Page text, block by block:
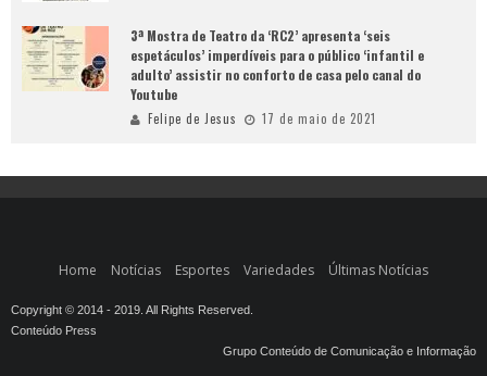
3ª Mostra de Teatro da ‘RC2’ apresenta ‘seis
espetáculos’ imperdíveis para o público ‘infantil e
adulto’ assistir no conforto de casa pelo canal do
Youtube
Felipe de Jesus 17 de maio de 2021
Home Notícias Esportes Variedades Últimas Notícias
Copyright © 2014 - 2019. All Rights Reserved.
Conteúdo Press
Grupo Conteúdo de Comunicação e Informação